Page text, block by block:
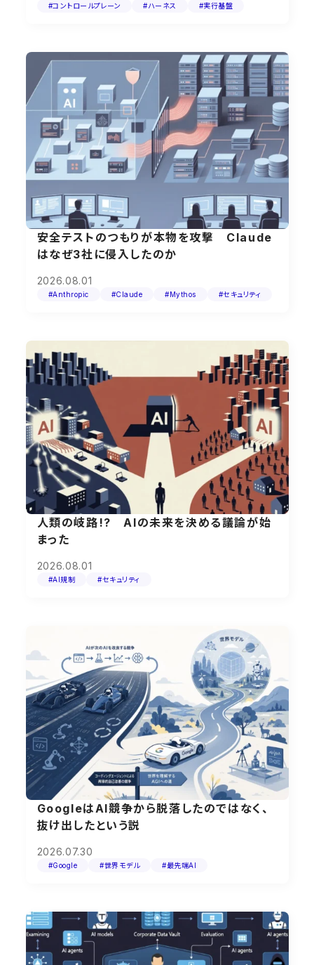
#コントロールプレーン #ハーネス #実行基盤
安全テストのつもりが本物を攻撃 Claude
はなぜ3社に侵入したのか
2026.08.01
#Anthropic #Claude #Mythos #セキュリティ
人類の岐路!? AIの未来を決める議論が始
まった
2026.08.01
#AI規制 #セキュリティ
GoogleはAI競争から脱落したのではなく、
抜け出したという説
2026.07.30
#Google #世界モデル #最先端AI